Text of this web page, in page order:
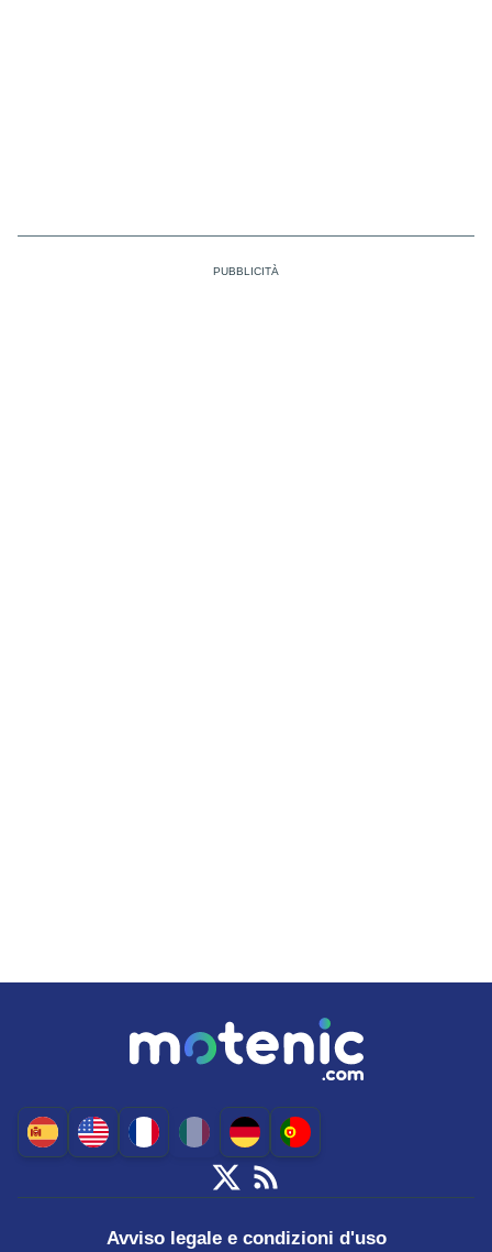
Avviso legale e condizioni d'uso